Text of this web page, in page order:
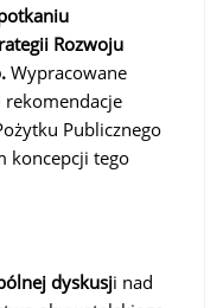
Rozwoju
Wypracowane
rekomendacje
Publicznego
koncepcji tego
dyskusji nad